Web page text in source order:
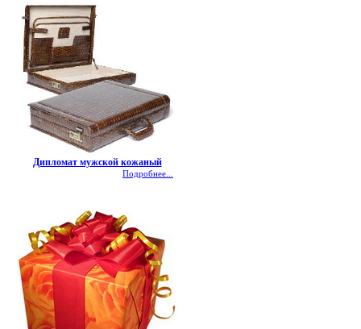
Дипломат мужской кожаный
Подробнее...